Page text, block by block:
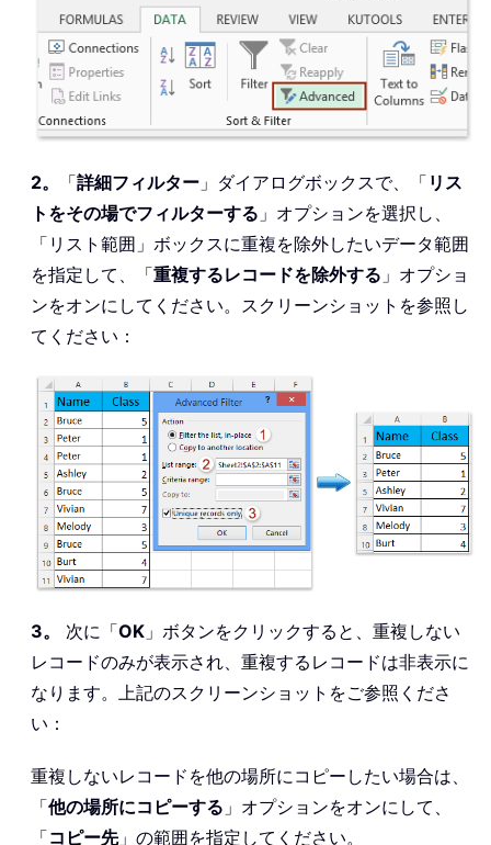
2。 「詳細フィルター 」ダイアログボックスで、「 リス
トをその場でフィルターする 」オプションを選択し、
「リスト範囲」ボックスに重複を除外したいデータ範囲
を指定して、「重複するレコードを除外する 」オプショ
ンをオンにしてください。スクリーンショットを参照し
てください：
3。 次に「OK 」ボタンをクリックすると、重複しない
レコードのみが表示され、重複するレコードは非表示に
なります。上記のスクリーンショットをご参照くださ
い：
重複しないレコードを他の場所にコピーしたい場合は、
「他の場所にコピーする 」オプションをオンにして、
「コピー先」の範囲を指定してください。